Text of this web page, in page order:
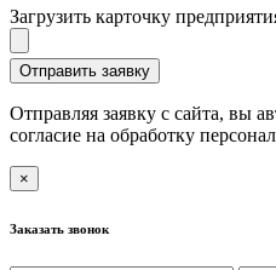
Загрузить карточку
Отправить заявку
Отправляя заявку с сайта, вы
согласие на обработку
×
Заказать звонок